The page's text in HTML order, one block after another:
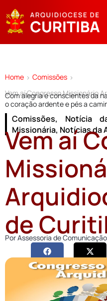
Home > Comissões >
Vem aí Congresso Missionário
Com alegria e conscientes da
o coração ardente e pés a
Comissões, Notícia
Missionária, Notícias da
Vem aí
de
PorAssessoria de Comunicação